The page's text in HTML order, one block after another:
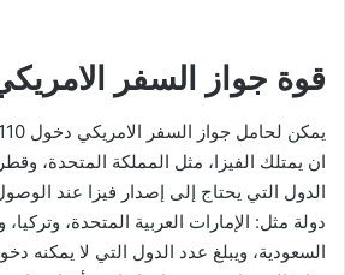
قوة جواز السفر
ان يمتلك الفيزا، مثل المملكة المتحدة، وقطر،
دولة مثل: الإمارات العربية المتحدة، وتركيا،